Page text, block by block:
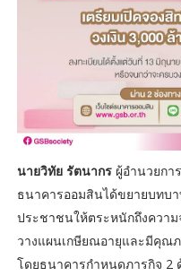
นายวิทัย รัตนากร ผู้อำนวยกา
ธนาคารออมสินได้ขยายบทบา
ประชาชนให้ตระหนักถึงความ
วางแผนเกษียณอายุและมีคุณ
โดยธนาคารกำหนดภารกิจ 2